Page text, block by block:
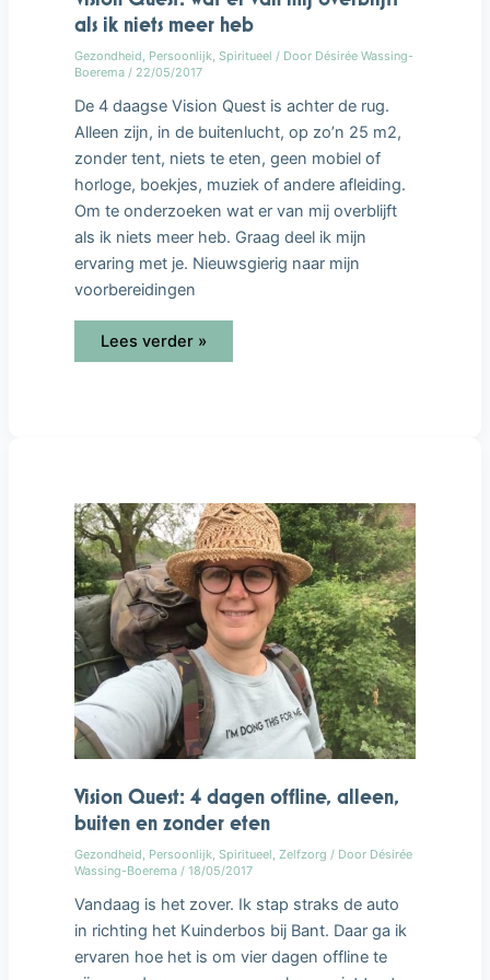
als ik niets meer heb
Gezondheid, Persoonlijk, Spiritueel / Door Désirée Wassing-
Boerema / 22/05/2017
De 4 daagse Vision Quest is achter de rug.
Alleen zijn, in de buitenlucht, op zo’n 25 m2,
zonder tent, niets te eten, geen mobiel of
horloge, boekjes, muziek of andere afleiding.
Om te onderzoeken wat er van mij overblijft
als ik niets meer heb. Graag deel ik mijn
ervaring met je. Nieuwsgierig naar mijn
voorbereidingen
Lees verder »
Vision Quest: 4 dagen offline, alleen,
buiten en zonder eten
Gezondheid, Persoonlijk, Spiritueel, Zelfzorg / Door Désirée
Wassing-Boerema / 18/05/2017
Vandaag is het zover. Ik stap straks de auto
in richting het Kuinderbos bij Bant. Daar ga ik
ervaren hoe het is om vier dagen offline te
offline,
alleen,
buiten
en
zonder
eten